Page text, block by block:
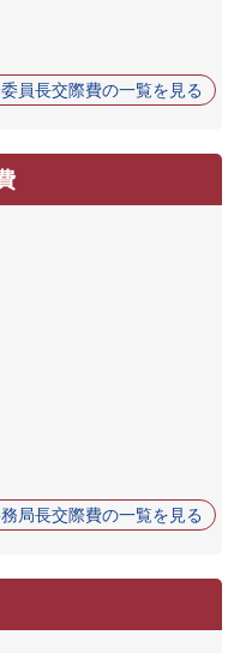
員長交際費の一覧を見る
局長交際費の一覧を見る